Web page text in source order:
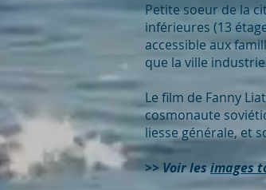
Petite soeur de la
inférieures (13
accessible aux
que la ville
Le film de Fanny
cosmonaute
liesse générale, et
>> Voir lesimages